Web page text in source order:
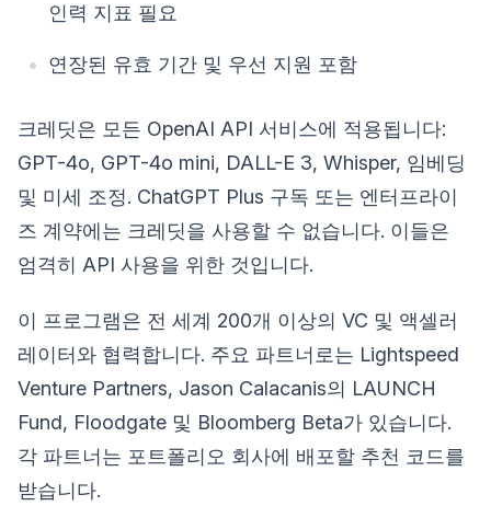
인력 지표 필요
연장된 유효 기간 및 우선 지원 포함
크레딧은 모든 OpenAI API 서비스에 적용됩니다:
GPT-4o, GPT-4o mini, DALL-E 3, Whisper, 임베딩
및 미세 조정. ChatGPT Plus 구독 또는 엔터프라이
즈 계약에는 크레딧을 사용할 수 없습니다. 이들은
엄격히 API 사용을 위한 것입니다.
이 프로그램은 전 세계 200개 이상의 VC 및 액셀러
레이터와 협력합니다. 주요 파트너로는 Lightspeed
Venture Partners, Jason Calacanis의 LAUNCH
Fund, Floodgate 및 Bloomberg Beta가 있습니다.
각 파트너는 포트폴리오 회사에 배포할 추천 코드를
받습니다.